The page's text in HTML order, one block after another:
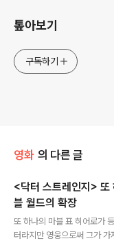
톺아보기
구독하기
영화 의 다른 글
<닥터 스트레인지> 또
블 월드의 확장
또 하나의 마블 표 히어로가
터라지만 영웅으로써 그가 가